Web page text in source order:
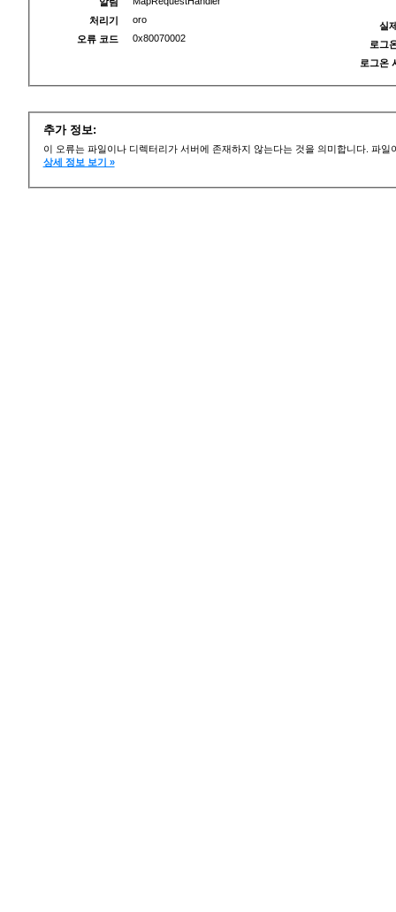
처리기
oro
오류 코드
0x80070002
실
로그
로그온
추가 정보:
이 오류는 파일이나 디렉터리가 서버에 존재하지 않는다는 것을 의미합니다. 파
상세 정보 보기 »